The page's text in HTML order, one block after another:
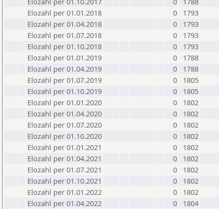
Elozahl per 01.01.2018
0
1793
Elozahl per 01.04.2018
0
1793
Elozahl per 01.07.2018
0
1793
Elozahl per 01.10.2018
0
1793
Elozahl per 01.01.2019
0
1788
Elozahl per 01.04.2019
0
1788
Elozahl per 01.07.2019
0
1805
Elozahl per 01.10.2019
0
1805
Elozahl per 01.01.2020
0
1802
Elozahl per 01.04.2020
0
1802
Elozahl per 01.07.2020
0
1802
Elozahl per 01.10.2020
0
1802
Elozahl per 01.01.2021
0
1802
Elozahl per 01.04.2021
0
1802
Elozahl per 01.07.2021
0
1802
Elozahl per 01.10.2021
0
1802
Elozahl per 01.01.2022
0
1802
Elozahl per 01.04.2022
0
1804